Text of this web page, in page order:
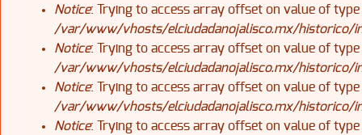
Notice: Trying to access array offset on value of
/var/www/vhosts/elciudadanojalisco.mx/historico/
Notice: Trying to access array offset on value of
/var/www/vhosts/elciudadanojalisco.mx/historico/
Notice: Trying to access array offset on value of
/var/www/vhosts/elciudadanojalisco.mx/historico/
Notice: Trying to access array offset on value of